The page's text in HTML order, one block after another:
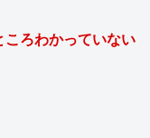
ころわかっていない